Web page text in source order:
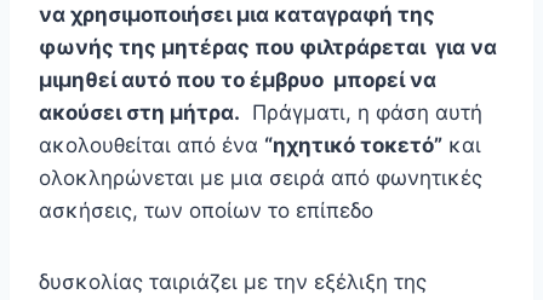
να χρησιμοποιήσει μια καταγραφή της
φωνής της μητέρας που φιλτράρεται για να
μιμηθεί αυτό που το έμβρυο μπορεί να
ακούσει στη μήτρα. Πράγματι, η φάση αυτή
ακολουθείται από ένα “ηχητικό τοκετό” και
ολοκληρώνεται με μια σειρά από φωνητικές
ασκήσεις, των οποίων το επίπεδο
δυσκολίας ταιριάζει με την εξέλιξη της